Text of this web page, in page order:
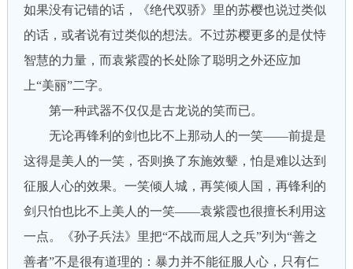
如果没有记错的话，《绝代双骄》里的苏樱也说过类似
的话，或者说有过类似的想法。不过苏樱更多的是仗恃
智慧的力量，而袁紫霞的长处除了聪明之外还应加
上“美丽”二字。
第一种武器不仅仅是古龙说的笑而已。
无论再锋利的剑也比不上那动人的一笑——前提是
这得是美人的一笑，否则换了东施效颦，怕是难以达到
征服人心的效果。一笑倾人城，再笑倾人国，再锋利的
剑只怕也比不上美人的一笑——袁紫霞也很擅长利用这
一点。《孙子兵法》里把“不战而屈人之兵”列为“善之
善者”不是很有道理的：暴力并不能征服人心，只有仁